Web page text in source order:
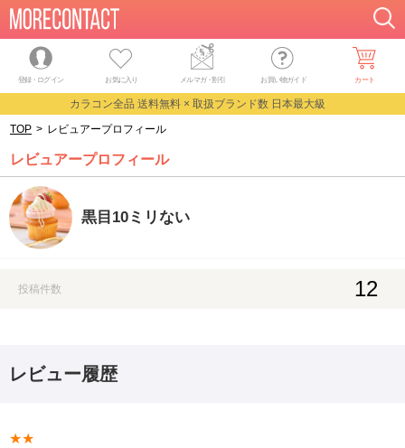
登録・ログイン お気に入り メルマガ・割引 お買い物ガイド カート
カラコン全品 送料無料 × 取扱ブランド数 日本最大級
TOP > レビュアープロフィール
レビュアープロフィール
黒目10ミリない
投稿件数 12
レビュー履歴
★★